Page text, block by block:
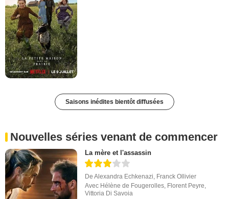
Saisons inédites bientôt diffusées
Nouvelles séries venant de commencer
La mère et l'assassin
DeAlexandra Echkenazi Franck Ollivier
Avec Hélène de Fougerolles Florent Peyre
Vittoria Di Savoia